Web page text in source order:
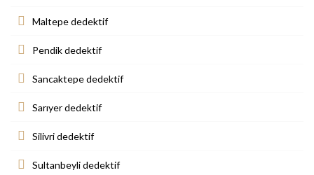
Maltepe dedektif
Pendik dedektif
Sancaktepe dedektif
Sarıyer dedektif
Silivri dedektif
Sultanbeyli dedektif